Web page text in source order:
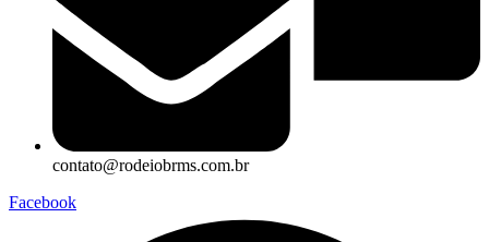
contato@rodeiobrms.com.br
Facebook